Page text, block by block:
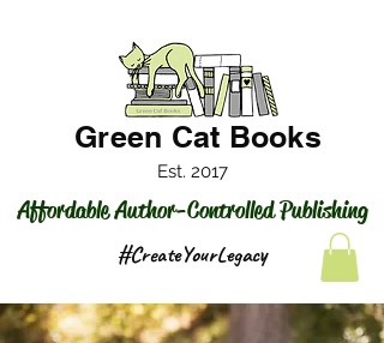
Affordable Author-Controlled Publishing
Green Cat Books
Est. 2017
#CreateYourLegacy